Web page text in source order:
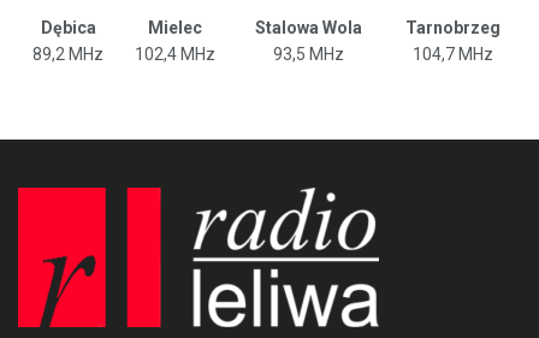
Dębica Mielec Stalowa Wola
Tarnobrzeg
89,2 MHz
102,4 MHz 93,5 MHz 104,7 MHz